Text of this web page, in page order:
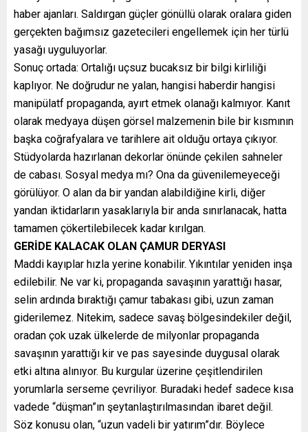
haber ajanları. Saldırgan güçler gönüllü olarak oralara giden
gerçekten bağımsız gazetecileri engellemek için her türlü
yasağı uyguluyorlar.
Sonuç ortada: Ortalığı uçsuz bucaksız bir bilgi kirliliği
kaplıyor. Ne doğrudur ne yalan, hangisi haberdir hangisi
manipülatf propaganda, ayırt etmek olanağı kalmıyor. Kanıt
olarak medyaya düşen görsel malzemenin bile bir kısmının
başka coğrafyalara ve tarihlere ait olduğu ortaya çıkıyor.
Stüdyolarda hazırlanan dekorlar önünde çekilen sahneler
de cabası. Sosyal medya mı? Ona da güvenilemeyeceği
görülüyor. O alan da bir yandan alabildiğine kirli, diğer
yandan iktidarların yasaklarıyla bir anda sınırlanacak, hatta
tamamen çökertilebilecek kadar kırılgan.
GERİDE KALACAK OLAN ÇAMUR DERYASI
Maddi kayıplar hızla yerine konabilir. Yıkıntılar yeniden inşa
edilebilir. Ne var ki, propaganda savaşının yarattığı hasar,
selin ardında bıraktığı çamur tabakası gibi, uzun zaman
giderilemez. Nitekim, sadece savaş bölgesindekiler değil,
oradan çok uzak ülkelerde de milyonlar propaganda
savaşının yarattığı kir ve pas sayesinde duygusal olarak
etki altına alınıyor. Bu kurgular üzerine çeşitlendirilen
yorumlarla serseme çevriliyor. Buradaki hedef sadece kısa
vadede “düşman”ın şeytanlaştırılmasından ibaret değil.
Söz konusu olan, “uzun vadeli bir yatırım”dır. Böylece